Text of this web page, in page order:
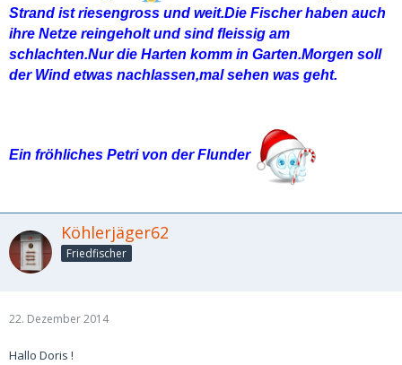
Strand ist riesengross und weit.Die Fischer haben auch
ihre Netze reingeholt und sind fleissig am
schlachten.Nur die Harten komm in Garten.Morgen soll
der Wind etwas nachlassen,mal sehen was geht.
Ein fröhliches Petri von der Flunder
Köhlerjäger62
Friedfischer
22. Dezember 2014
Hallo Doris !